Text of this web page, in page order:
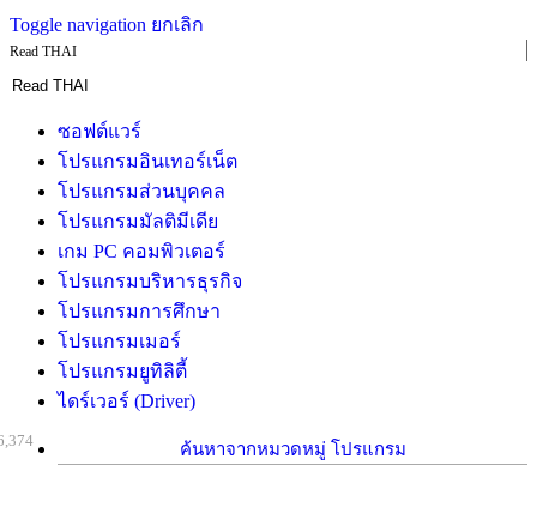
Toggle navigation ยกเลิก
Read THAI
ซอฟต์แวร์
โปรแกรมอินเทอร์เน็ต
โปรแกรมส่วนบุคคล
โปรแกรมมัลติมีเดีย
เกม PC คอมพิวเตอร์
โปรแกรมบริหารธุรกิจ
โปรแกรมการศึกษา
โปรแกรมเมอร์
โปรแกรมยูทิลิตี้
ไดร์เวอร์ (Driver)
ค้นหาจากหมวดหมู่ โปรแกรม